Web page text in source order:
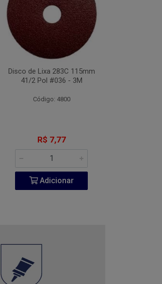
Disco de Lixa 283C 115mm
41/2 Pol #036 - 3M
Código: 4800
R$ 7,77
Adicionar